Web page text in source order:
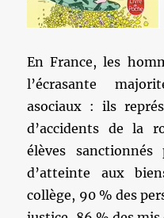
En France, les
l’écrasante
asociaux : ils
d’accidents de la
élèves
d’atteinte aux
collège, 90 % des